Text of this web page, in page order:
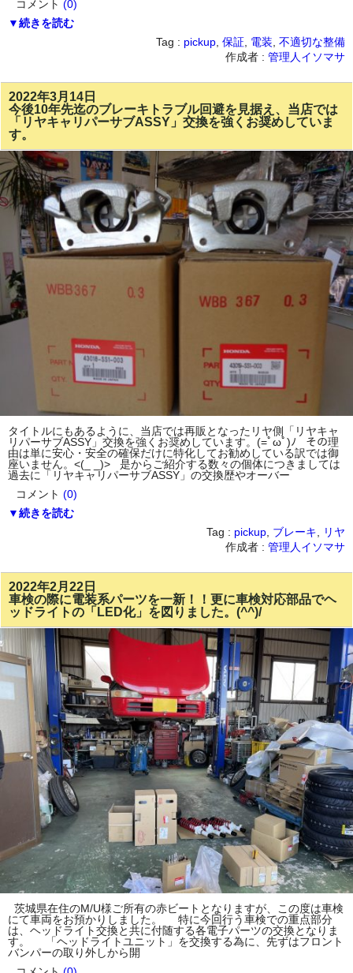
コメント (0)
▼続きを読む
Tag : pickup 保証 電装 不適切な整備
作成者 : 管理人イソマサ
2022年3月14日
今後10年先迄のブレーキトラブル回避を見据え、当店では
「リヤキャリパーサブASSY」交換を強くお奨めしていま
す。
タイトルにもあるように、当店では再販となったリヤ側「リヤキャ
リパーサブASSY」交換を強くお奨めしています。(=ﾟωﾟ)ﾉ その理
由は単に安心・安全の確保だけに特化してお勧めしている訳では御
座いません。<(_ _)> 是からご紹介する数々の個体につきましては
過去に「リヤキャリパーサブASSY」の交換歴やオーバー
コメント (0)
▼続きを読む
Tag : pickup ブレーキ
リヤ
作成者 : 管理人イソマサ
2022年2月22日
車検の際に電装系パーツを一新！！更に車検対応部品でヘ
ッドライトの「LED化」を図りました。(^^)/
茨城県在住のM/U様ご所有の赤ビートとなりますが、この度は車検
にて車両をお預かりしました。 特に今回行う車検での重点部分
は、ヘッドライト交換と共に付随する各電子パーツの交換となりま
す。 「ヘッドライトユニット」を交換する為に、先ずはフロント
バンパーの取り外しから開